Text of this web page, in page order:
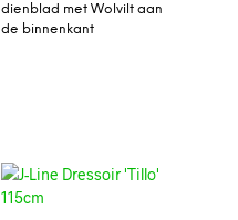
dienblad met Wolvilt aan
de binnenkant